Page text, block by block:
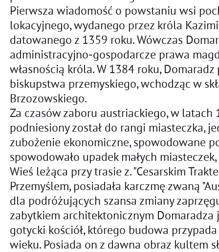
Pierwsza wiadomość o powstaniu wsi
lokacyjnego, wydanego przez króla
datowanego z 1359 roku. Wówczas
administracyjno-gospodarcze prawa
własnością króla. W 1384 roku, Domaradz
biskupstwa przemyskiego, wchodząc w
Brzozowskiego.
Za czasów zaboru austriackiego, w latach
podniesiony został do rangi miasteczka,
zubożenie ekonomiczne, spowodowane
spowodowało upadek małych
Wieś leżąca przy trasie z. "Cesarskim
Przemyślem, posiadała karczmę zwaną
dla podróżujących szansa zmiany
zabytkiem architektonicznym Domaradza
gotycki kościół, którego budowa
wieku. Posiada on z dawna obraz kultem